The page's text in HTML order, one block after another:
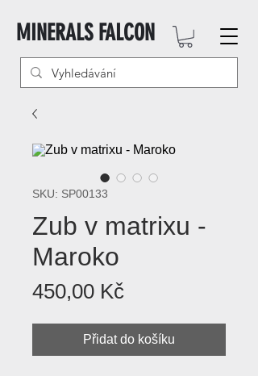
MINERALS FALCON
SKU: SP00133
Zub v matrixu -
Maroko
450,00 KčCena
Přidat do košíku